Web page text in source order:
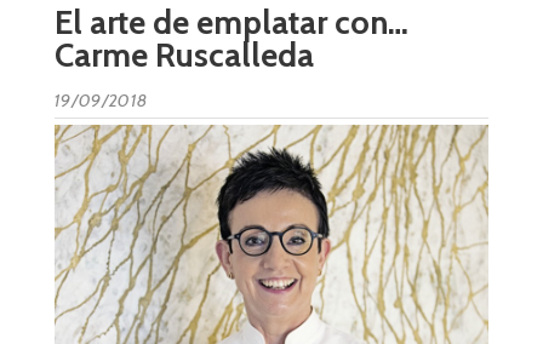
El arte de emplatar con…
Carme Ruscalleda
19/09/2018